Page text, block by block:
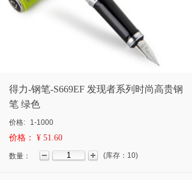
得力-钢笔-S669EF 发现者系列时尚高贵钢
笔 绿色
价格: 1-1000
价格： ¥ 51.60
数量： (库存： 10)